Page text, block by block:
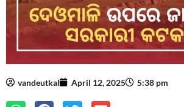
vandeutkal April 12, 2025 5:38 pm